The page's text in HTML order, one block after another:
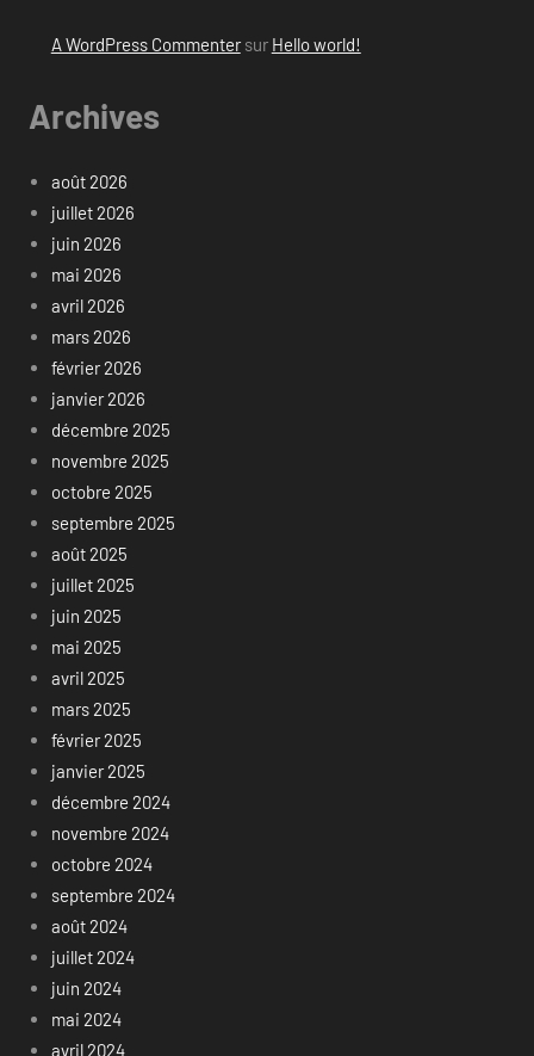
A WordPress Commentersur Hello world!
Archives
août 2026
juillet 2026
juin 2026
mai 2026
avril 2026
mars 2026
février 2026
janvier 2026
décembre 2025
novembre 2025
octobre 2025
septembre 2025
août 2025
juillet 2025
juin 2025
mai 2025
avril 2025
mars 2025
février 2025
janvier 2025
décembre 2024
novembre 2024
octobre 2024
septembre 2024
août 2024
juillet 2024
juin 2024
mai 2024
avril 2024